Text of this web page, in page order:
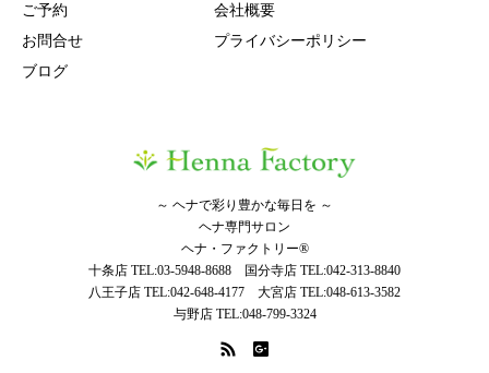
ご予約
お問合せ
ブログ
会社概要
プライバシーポリシー
～ ヘナで彩り豊かな毎日を ～
ヘナ専門サロン
ヘナ・ファクトリー®
十条店 TEL:03-5948-8688 国分寺店 TEL:042-313-8840
八王子店 TEL:042-648-4177 大宮店 TEL:048-613-3582
与野店 TEL:048-799-3324